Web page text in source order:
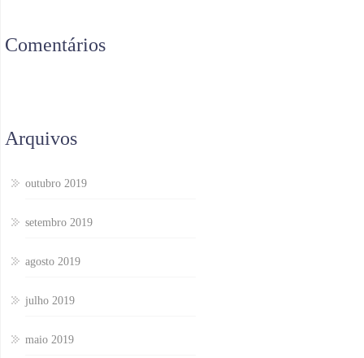
Comentários
Arquivos
outubro 2019
setembro 2019
agosto 2019
julho 2019
maio 2019